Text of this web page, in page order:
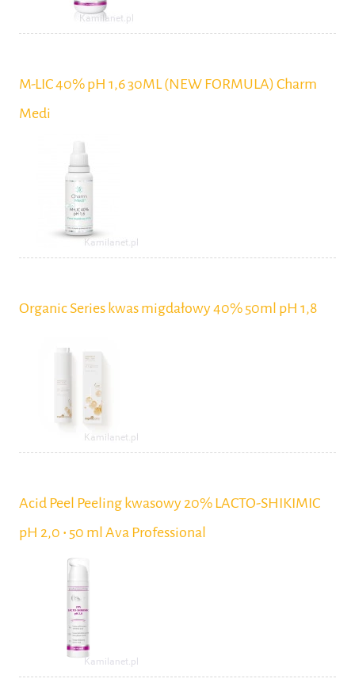
M-LIC 40% pH 1,6 30ML (NEW FORMULA) Charm
Medi
Organic Series kwas migdałowy 40% 50ml pH 1,8
Acid Peel Peeling kwasowy 20% LACTO-SHIKIMIC
pH 2,0 ‧ 50 ml Ava Professional